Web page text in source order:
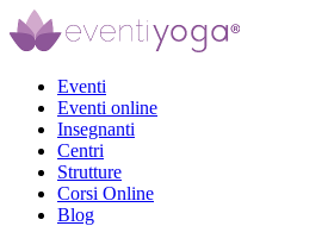
Eventi
Eventi online
Insegnanti
Centri
Strutture
Corsi Online
Blog